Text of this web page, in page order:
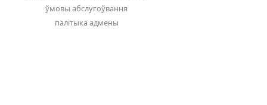
ўмовы абслугоўвання
палітыка адмены